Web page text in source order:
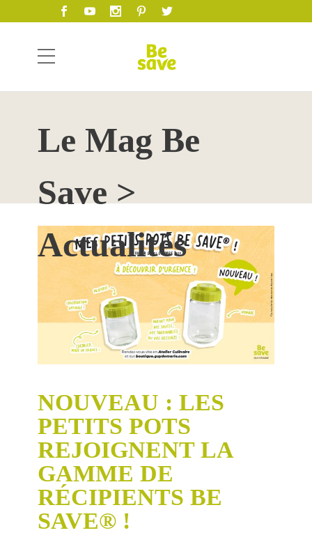
Le Mag Be
Save >
Actualités
NOUVEAU : LES
PETITS POTS
REJOIGNENT LA
GAMME DE
RÉCIPIENTS BE
SAVE® !